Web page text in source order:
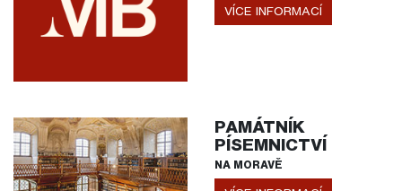
VÍCE INFORMACÍ
PAMÁTNÍK
PÍSEMNICTVÍ
NA MORAVĚ